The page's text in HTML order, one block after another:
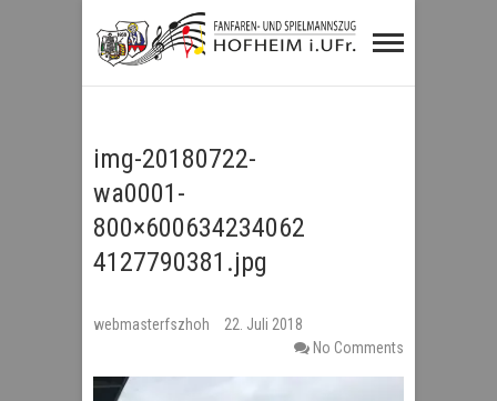
Fanfaren- und
Spielmannszug
img-20180722-
wa0001-
800×600634234062
4127790381.jpg
webmasterfszhoh
22. Juli 2018
No Comments